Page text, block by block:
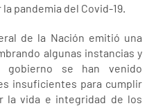
pandemia del Covid-19.
de la Nación emitió una
algunas instancias y
gobierno se han venido
insuficientes para cumplir
la vida e integridad de los